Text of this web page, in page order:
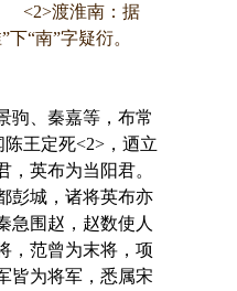
渡淮南：据
下“南”字疑衍。
、秦嘉等，布常
王定死<2>，迺立
，英布为当阳君。
彭城，诸将英布亦
急围赵，赵数使人
，范曾为末将，项
皆为将军，悉属宋